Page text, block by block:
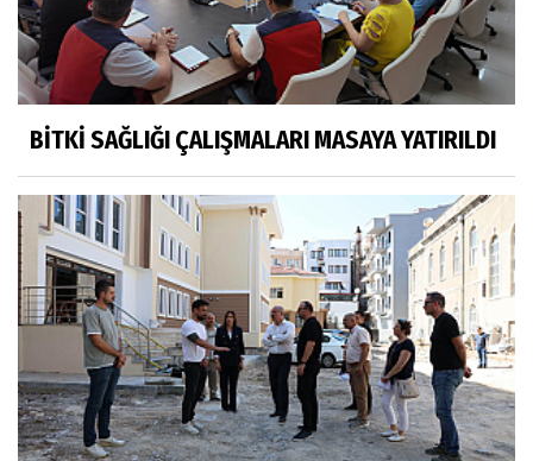
BİTKİ SAĞLIĞI ÇALIŞMALARI MASAYA YATIRILDI